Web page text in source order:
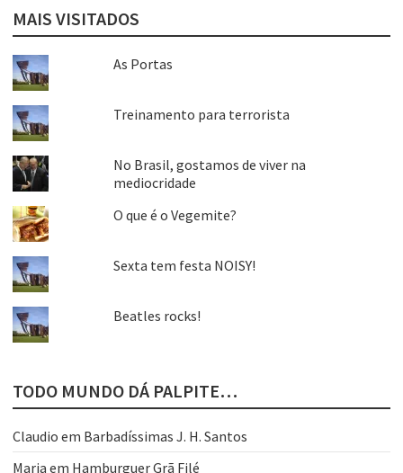
MAIS VISITADOS
As Portas
Treinamento para terrorista
No Brasil, gostamos de viver na
mediocridade
O que é o Vegemite?
Sexta tem festa NOISY!
Beatles rocks!
TODO MUNDO DÁ PALPITE…
Claudio em Barbadíssimas J. H. Santos
Maria em Hamburguer Grã Filé